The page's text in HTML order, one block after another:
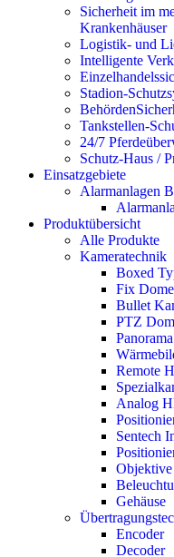
Sicherheit im
Krankenhäuser
Logistik- und
Intelligente
Stadion-
Tankstellen-
24/7
Schutz-Haus /
Einsatzgebiete
Alarmanlagen
Produktübersicht
Alle Produkte
Kameratechnik
Boxed
Fix
Bullet
PTZ
Panorama
Remote
Analog
Sentech
Objektive
Gehäuse
Encoder
Decoder